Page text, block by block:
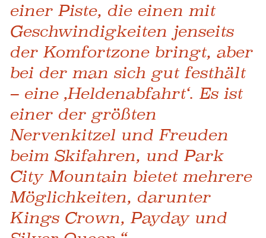
einer Piste, die einen mit
Geschwindigkeiten jenseits
der Komfortzone bringt, aber
bei der man sich gut festhält
– eine ‚Heldenabfahrt‘. Es ist
einer der größten
Nervenkitzel und Freuden
beim Skifahren, und Park
City Mountain bietet mehrere
Möglichkeiten, darunter
Kings Crown, Payday und